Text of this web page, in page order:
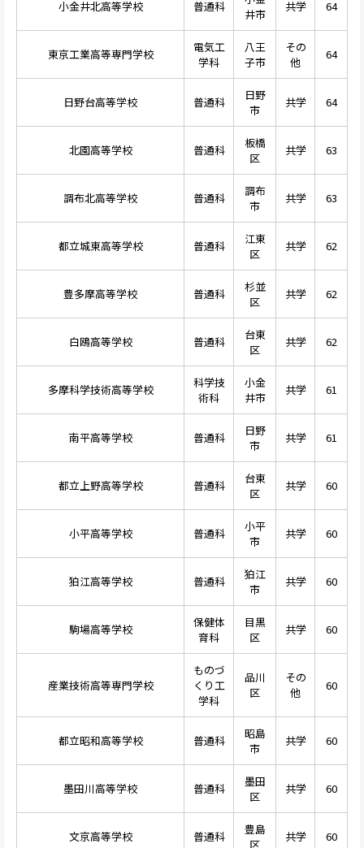
小金井北高等学校 普通科
井市
共学 64
東京工業高等専門学校
電気工
学科
八王
子市
その
他
64
日野台高等学校 普通科
日野
市
共学 64
北園高等学校 普通科
板橋
区
共学 63
調布北高等学校 普通科
調布
市
共学 63
都立城東高等学校 普通科
江東
区
共学 62
豊多摩高等学校 普通科
杉並
区
共学 62
白鴎高等学校 普通科
台東
区
共学 62
多摩科学技術高等学校
科学技
術科
小金
井市
共学 61
南平高等学校 普通科
日野
市
共学 61
都立上野高等学校 普通科
台東
区
共学 60
小平高等学校 普通科
小平
市
共学 60
狛江高等学校 普通科
狛江
市
共学 60
駒場高等学校
保健体
育科
目黒
区
共学 60
産業技術高等専門学校
ものづ
くり工
学科
品川
区
その
他
60
都立昭和高等学校 普通科
昭島
市
共学 60
墨田川高等学校 普通科
墨田
区
共学 60
文京高等学校 普通科
豊島
区
共学 60